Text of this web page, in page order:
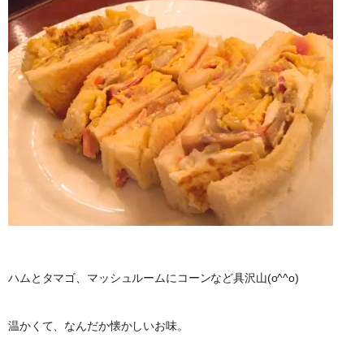
ハムとタマゴ、マッシュルームにコーンなど具沢山(o^^o)
温かくて、なんだか懐かしいお味。